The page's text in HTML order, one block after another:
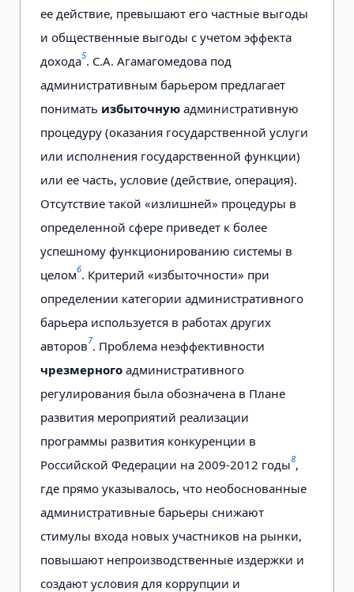
ее действие, превышают его частные выгоды
и общественные выгоды с учетом эффекта
дохода5. С.А. Агамагомедова под
административным барьером предлагает
понимать избыточную административную
процедуру (оказания государственной услуги
или исполнения государственной функции)
или ее часть, условие (действие, операция).
Отсутствие такой «излишней» процедуры в
определенной сфере приведет к более
успешному функционированию системы в
целом6. Критерий «избыточности» при
определении категории административного
барьера используется в работах других
авторов7. Проблема неэффективности
чрезмерного административного
регулирования была обозначена в Плане
развития мероприятий реализации
программы развития конкуренции в
Российской Федерации на 2009-2012 годы8,
где прямо указывалось, что необоснованные
административные барьеры снижают
стимулы входа новых участников на рынки,
повышают непроизводственные издержки и
создают условия для коррупции и